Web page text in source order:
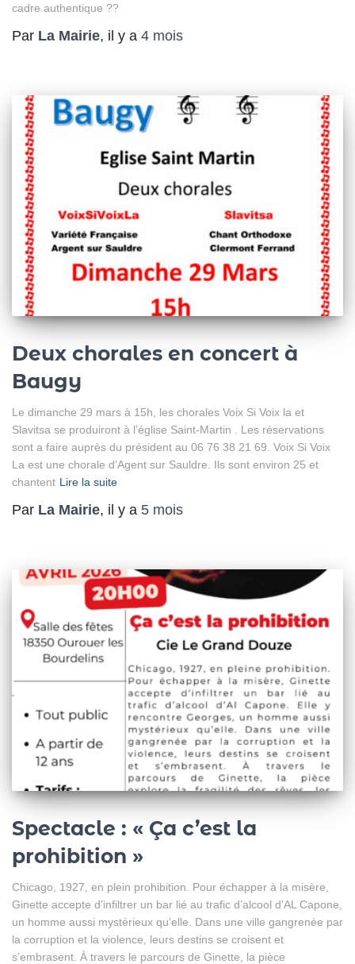
cadre authentique ??
Par La Mairie, il y a 4 mois
Deux chorales en concert à
Baugy
Le dimanche 29 mars à 15h, les chorales Voix Si Voix la et
Slavitsa se produiront à l’église Saint-Martin . Les réservations
sont a faire auprès du président au 06 76 38 21 69. Voix Si Voix
La est une chorale d’Agent sur Sauldre. Ils sont environ 25 et
chantent Lire la suite
Par La Mairie, il y a 5 mois
Spectacle : « Ça c’est la
prohibition »
Chicago, 1927, en plein prohibition. Pour échapper à la misère,
Ginette accepte d’infiltrer un bar lié au trafic d’alcool d’AL Capone,
un homme aussi mystérieux qu’elle. Dans une ville gangrenée par
la corruption et la violence, leurs destins se croisent et
s’embrasent. À travers le parcours de Ginette, la pièce